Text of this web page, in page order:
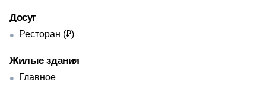
Досуг
Ресторан (₽)
Жилые здания
Главное